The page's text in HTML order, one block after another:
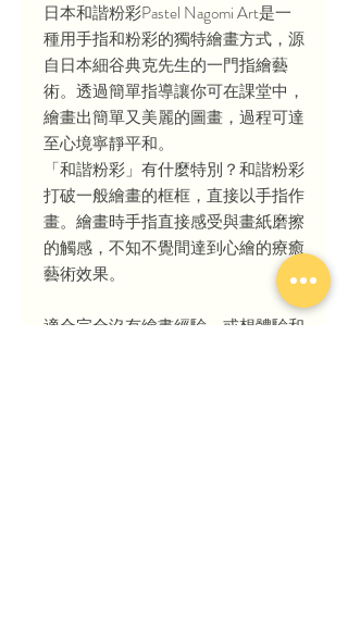
日本和諧粉彩Pastel Nagomi Art是一
種用手指和粉彩的獨特繪畫方式，源
自日本細谷典克先生的一門指繪藝
術。透過簡單指導讓你可在課堂中，
繪畫出簡單又美麗的圖畫，過程可達
至心境寧靜平和。
「和諧粉彩」有什麼特別？和諧粉彩
打破一般繪畫的框框，直接以手指作
畫。繪畫時手指直接感受與畫紙磨擦
的觸感，不知不覺間達到心繪的療癒
藝術效果。
適合完全沒有繪畫經驗、或想體驗和